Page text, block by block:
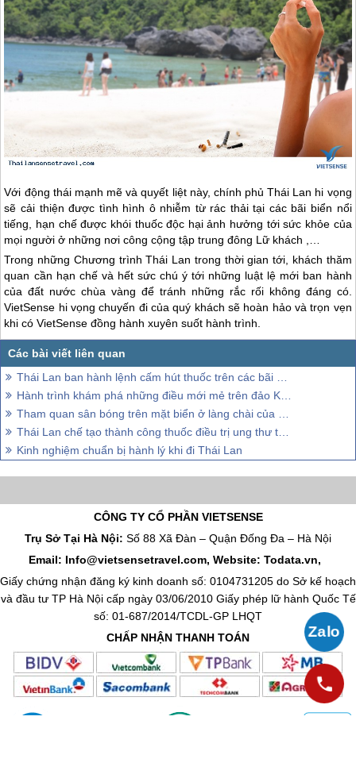
Với động thái mạnh mẽ và quyết liệt này, chính phủThái Lan hi vọng
sẽ cải thiện được tình hình ô nhiễm từ rác thải tại các bãi biển nổi
tiếng, hạn chế được khói thuốc độc hại ảnh hưởng tới sức khỏe của
mọi người ở những nơi công cộng tập trung đông Lữ khách ,…
Trong những Chương trìnhThái Lan trong thời gian tới, khách thăm
quan cần hạn chế và hết sức chú ý tới những luật lệ mới ban hành
của đất nước chùa vàng để tránh những rắc rối không đáng có.
VietSense hi vọng chuyến đi của quý khách sẽ hoàn hảo và trọn vẹn
khi có VietSense đồng hành xuyên suốt hành trình.
Thái Lan ban hành lệnh cấm hút thuốc trên các bãi biển
Hành trình khám phá những điều mới mẻ trên đảo Koh Samui Thái Lan
Tham quan sân bóng trên mặt biển ở làng chài của Thái Lan
Thái Lan chế tạo thành công thuốc điều trị ung thư từ vừng đen
Kinh nghiệm chuẩn bị hành lý khi đi Thái Lan
CÔNG TY CỔ PHẦN VIETSENSE
Trụ Sở Tại Hà Nội: Số 88 Xã Đàn – Quận Đống Đa – Hà Nội
Email: Info@vietsensetravel.com, Website: Todata.vn,
Giấy chứng nhận đăng ký kinh doanh số: 0104731205 do Sở kế hoạch
và đầu tư TP Hà Nội cấp ngày 03/06/2010 Giấy phép lữ hành Quốc Tế
số: 01-687/2014/TCDL-GP LHQT
CHẤP NHẬN THANH TOÁN